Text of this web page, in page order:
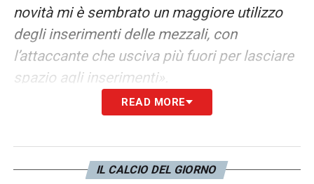
novità mi è sembrato un maggiore utilizzo
degli inserimenti delle mezzali, con
l’attaccante che usciva più fuori per lasciare
spazio agli inserimenti».
LA PLAYLIST DELLE NOSTRE TOP NEWS
READ MORE
IL CALCIO DEL GIORNO